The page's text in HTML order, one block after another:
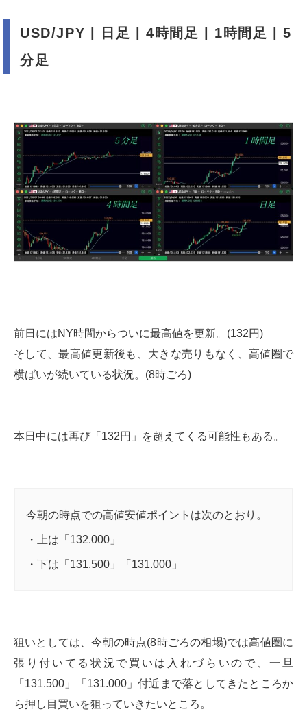
USD/JPY | 日足 | 4時間足 | 1時間足 | 5
分足
前日にはNY時間からついに最高値を更新。(132円)
そして、最高値更新後も、大きな売りもなく、高値圏で
横ばいが続いている状況。(8時ごろ)
本日中には再び「132円」を超えてくる可能性もある。
今朝の時点での高値安値ポイントは次のとおり。
・上は「132.000」
・下は「131.500」「131.000」
狙いとしては、今朝の時点(8時ごろの相場)では高値圏に
張り付いてる状況で買いは入れづらいので、一旦
「131.500」「131.000」付近まで落としてきたところか
ら押し目買いを狙っていきたいところ。